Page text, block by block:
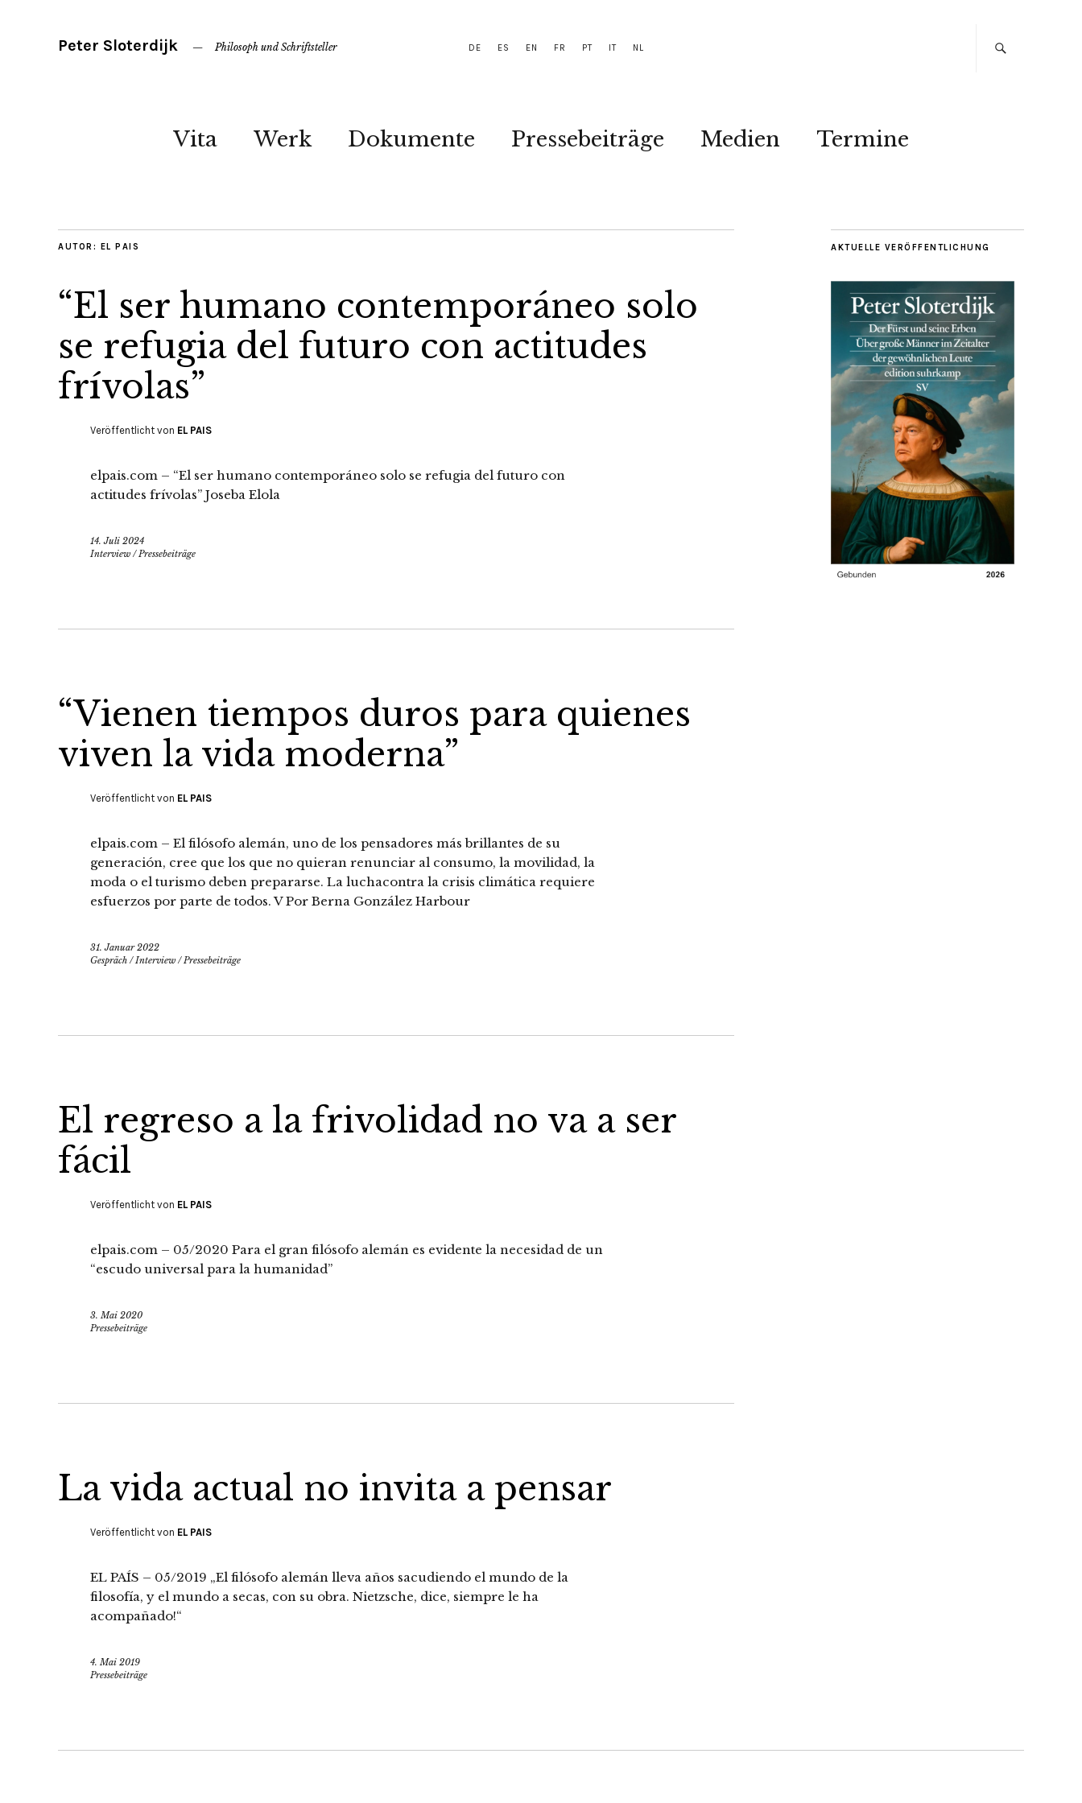
DE ES EN FR PT IT NL
Peter Sloterdijk Philosoph und Schriftsteller
Vita Werk Dokumente Pressebeiträge Medien Termine
AUTOR: EL PAIS
“El ser humano contemporáneo solo
se refugia del futuro con actitudes
frívolas”
Veröffentlicht von EL PAIS
elpais.com – “El ser humano contemporáneo solo se refugia del futuro con
actitudes frívolas” Joseba Elola
14. Juli 2024
Interview /Pressebeiträge
“Vienen tiempos duros para quienes
viven la vida moderna”
Veröffentlicht von EL PAIS
elpais.com – El filósofo alemán, uno de los pensadores más brillantes de su
generación, cree que los que no quieran renunciar al consumo, la movilidad, la
moda o el turismo deben prepararse. La luchacontra la crisis climática requiere
esfuerzos por parte de todos. V Por Berna González Harbour
31. Januar 2022
Gespräch /Interview /Pressebeiträge
El regreso a la frivolidad no va a ser
fácil
Veröffentlicht von EL PAIS
elpais.com – 05/2020 Para el gran filósofo alemán es evidente la necesidad de un
“escudo universal para la humanidad”
3. Mai 2020
Pressebeiträge
La vida actual no invita a pensar
Veröffentlicht von EL PAIS
EL PAÍS – 05/2019 „El filósofo alemán lleva años sacudiendo el mundo de la
filosofía, y el mundo a secas, con su obra. Nietzsche, dice, siempre le ha
acompañado!“
4. Mai 2019
Pressebeiträge
AKTUELLE VERÖFFENTLICHUNG